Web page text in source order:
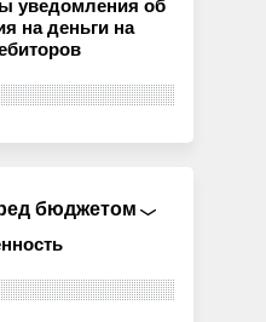
уведомления об
на деньги на
бюджетом